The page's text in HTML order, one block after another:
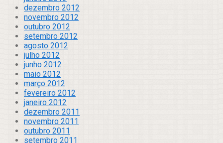
dezembro 2012
novembro 2012
outubro 2012
setembro 2012
agosto 2012
julho 2012
junho 2012
maio 2012
março 2012
fevereiro 2012
janeiro 2012
dezembro 2011
novembro 2011
outubro 2011
setembro 2011